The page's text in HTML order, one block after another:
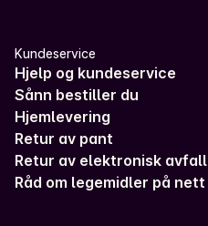
Kundeservice
Hjelp og kundeservice
Sånn bestiller du
Hjemlevering
Retur av pant
Retur av elektronisk avfall
Råd om legemidler på nett